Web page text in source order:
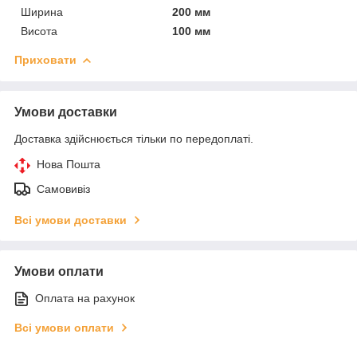
Ширина
200 мм
Висота
100 мм
Приховати
Умови доставки
Доставка здійснюється тільки по передоплаті.
Нова Пошта
Самовивіз
Всі умови доставки
Умови оплати
Оплата на рахунок
Всі умови оплати